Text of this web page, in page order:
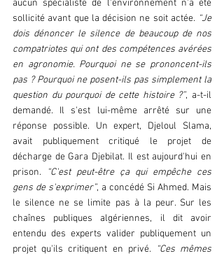
aucun spécialiste de l'environnement n'a été
sollicité avant que la décision ne soit actée. “Je
dois dénoncer le silence de beaucoup de nos
compatriotes qui ont des compétences avérées
en agronomie. Pourquoi ne se prononcent-ils
pas ? Pourquoi ne posent-ils pas simplement la
question du pourquoi de cette histoire ?”, a-t-il
demandé. Il s'est lui-même arrêté sur une
réponse possible. Un expert, Djeloul Slama,
avait publiquement critiqué le projet de
décharge de Gara Djebilat. Il est aujourd'hui en
prison.
“C'est peut-être ça qui empêche ces
gens de s'exprimer”, a concédé Si Ahmed. Mais
le silence ne se limite pas à la peur. Sur les
chaînes publiques algériennes, il dit avoir
entendu des experts valider publiquement un
projet qu'ils critiquent en privé. “Ces mêmes